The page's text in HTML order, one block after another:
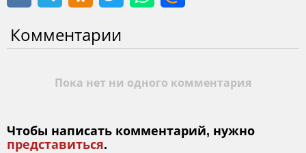
Комментарии
Пока нет ни одного комментария
Чтобы написать комментарий, нужно
представиться.